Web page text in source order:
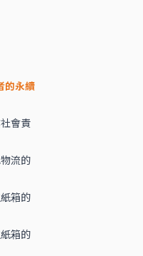
的永續
會責
流的
箱的
箱的